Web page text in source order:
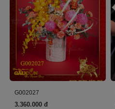
G002027
3.360.000 đ